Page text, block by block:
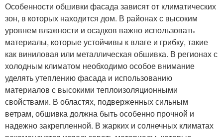
Особенности обшивки фасада зависят от климатических
зон, в которых находится дом. В районах с высоким
уровнем влажности и осадков важно использовать
материалы, которые устойчивы к влаге и грибку, такие
как виниловая или металлическая обшивка. В регионах с
холодным климатом необходимо особое внимание
уделять утеплению фасада и использованию
материалов с высокими теплоизоляционными
свойствами. В областях, подверженных сильным
ветрам, обшивка должна быть особенно прочной и
надежно закрепленной. В жарких и солнечных климатах